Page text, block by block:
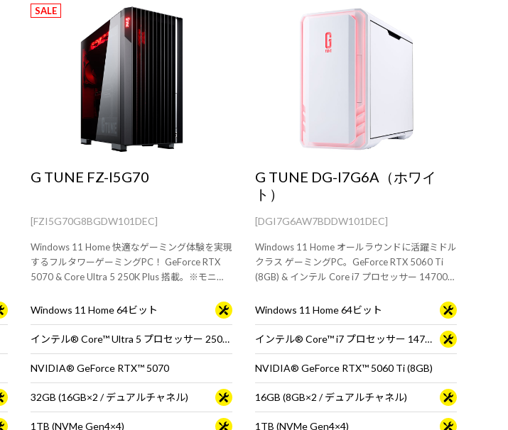
SALE
G TUNE FZ-I5G70
[FZI5G70G8BGDW101DEC]
Windows 11 Home 快適なゲーミング体験を実現
するフルタワーゲーミングPC！ GeForce RTX
5070 & Core Ultra 5 250K Plus 搭載。※モニ
Windows 11 Home 64ビット
インテル® Core™ Ultra 5 プロセッサー 250K Plus
NVIDIA® GeForce RTX™ 5070
32GB (16GB×2 / デュアルチャネル)
1TB (NVMe Gen4×4)
G TUNE DG-I7G6A（ホワイ
ト）
[DGI7G6AW7BDDW101DEC]
Windows 11 Home オールラウンドに活躍ミドル
クラス ゲーミングPC。GeForce RTX 5060 Ti
(8GB) & インテル Core i7 プロセッサー 14700F
です。
Windows 11 Home 64ビット
インテル® Core™ i7 プロセッサー 14700F
NVIDIA® GeForce RTX™ 5060 Ti (8GB)
16GB (8GB×2 / デュアルチャネル)
1TB (NVMe Gen4×4)